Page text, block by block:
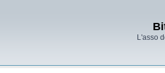
L'asso